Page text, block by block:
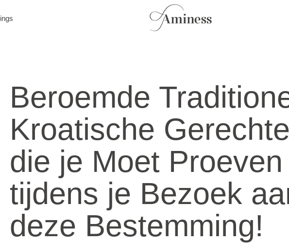
Beroemde
Kroatische
die je Moet Proeven
tijdens je Bezoek
deze Bestemming!